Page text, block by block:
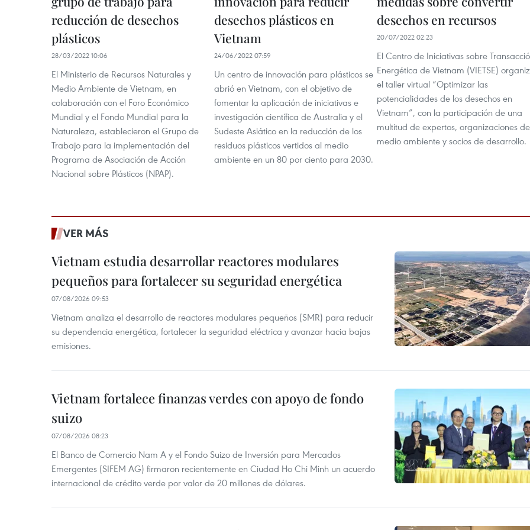
reducción de desechos
plásticos
28/03/2022 10:06
El Ministerio de Recursos Naturales y
Medio Ambiente de Vietnam, en
colaboración con el Foro Económico
Mundial y el Fondo Mundial para la
Naturaleza, establecieron el Grupo de
Trabajo para la implementación del
Programa de Asociación de Acción
Nacional sobre Plásticos (NPAP).
desechos plásticos en
Vietnam
24/06/2022 07:59
Un centro de innovación para plásticos se
abrió en Vietnam, con el objetivo de
fomentar la aplicación de iniciativas e
investigación científica de Australia y el
Sudeste Asiático en la reducción de los
residuos plásticos vertidos al medio
ambiente en un 80 por ciento para 2030.
desechos en recursos
20/07/2022 02:23
El Centro de Iniciativas sobre
Energética de Vietnam (VIETSE)
el taller virtual “Optimizar las
potencialidades de los desechos en
Vietnam”, con la participación de una
multitud de expertos, organizaciones de
medio ambiente y socios de desarrollo.
VER MÁS
Vietnam estudia desarrollar reactores modulares
pequeños para fortalecer su seguridad energética
07/08/2026 09:53
Vietnam analiza el desarrollo de reactores modulares pequeños (SMR) para reducir
su dependencia energética, fortalecer la seguridad eléctrica y avanzar hacia bajas
emisiones.
Vietnam fortalece finanzas verdes con apoyo de fondo
suizo
07/08/2026 08:23
El Banco de Comercio Nam A y el Fondo Suizo de Inversión para Mercados
Emergentes (SIFEM AG) firmaron recientemente en Ciudad Ho Chi Minh un acuerdo
internacional de crédito verde por valor de 20 millones de dólares.